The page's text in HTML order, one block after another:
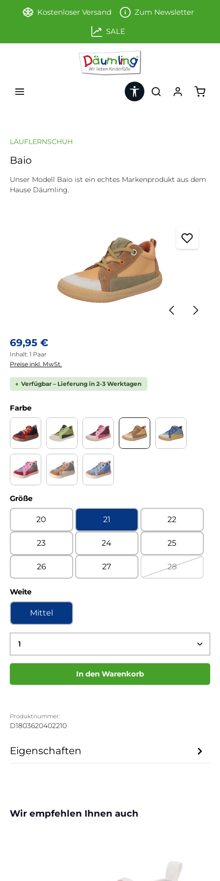
Zum Hauptinhalt springen
Kostenloser Versand Zum Newsletter
SALE
Werkzeugleiste anzeigen
LAUFLERNSCHUH
Baio
Unser Modell Baio ist ein echtes Markenprodukt aus dem
Hause Däumling.
Regulärer Preis:
69,95 €
Inhalt: 1 Paar
Preise inkl. MwSt.
Verfügbar – Lieferung in 2-3 Werktagen
Farbeauswählen
Montana tramonto Warmfutter
Turino acido KaltfutterTurino begonia Kaltfutter
Größeauswählen
20 21 22
23 24 25
26 27 28
Weiteauswählen
Mittel
Produkt Anzahl: Gib den gewünschten Wert
In den Warenkorb
Produktnummer:
D1803620402210
Eigenschaften
Produktgalerie überspringen
Wir empfehlen Ihnen auch